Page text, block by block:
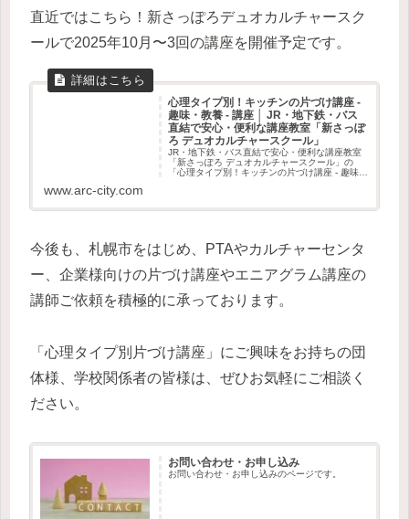
直近ではこちら！新さっぽろデュオカルチャースク
ールで2025年10月〜3回の講座を開催予定です。
心理タイプ別！キッチンの片づけ講座 -
趣味・教養 - 講座 │ JR・地下鉄・バス
直結で安心・便利な講座教室「新さっぽ
ろ デュオカルチャースクール」
JR・地下鉄・バス直結で安心・便利な講座教室
「新さっぽろ デュオカルチャースクール」の
「心理タイプ別！キッチンの片づけ講座 - 趣味・
www.arc-city.com
今後も、札幌市をはじめ、PTAやカルチャーセンタ
ー、企業様向けの片づけ講座やエニアグラム講座の
講師ご依頼を積極的に承っております。
「心理タイプ別片づけ講座」にご興味をお持ちの団
体様、学校関係者の皆様は、ぜひお気軽にご相談く
ださい。
お問い合わせ・お申し込み
お問い合わせ・お申し込みのページです。